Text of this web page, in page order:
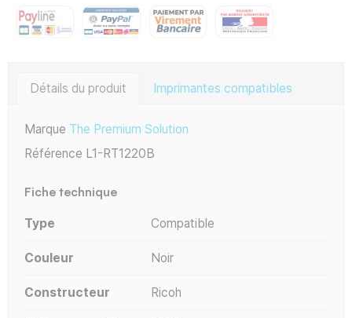
Détails du produit Imprimantes compatibles
Marque The Premium Solution
Référence L1-RT1220B
Fiche technique
Type Compatible
Couleur Noir
Constructeur Ricoh